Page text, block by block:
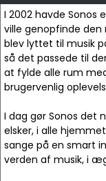
I 2002 havde Sonos
ville genopfinde den
blev lyttet til musik
så det passede til
at fylde alle rum
brugervenlig
I dag gør Sonos det
elsker, i alle
sange på en smart
verden af musik, i